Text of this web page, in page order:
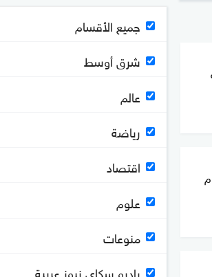
جميع الأقسام
شرق أوسط
عالم
رياضة
اقتصاد
علوم
منوعات
راديو سكاي نيوز عربية